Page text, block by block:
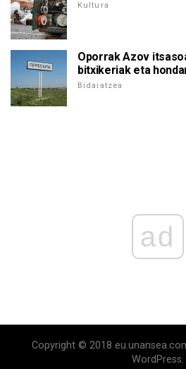
Kultura
Oporrak Azov
bitxikeriak eta
Bidaiatzea
ad
Copyright © 2018
WordPress.